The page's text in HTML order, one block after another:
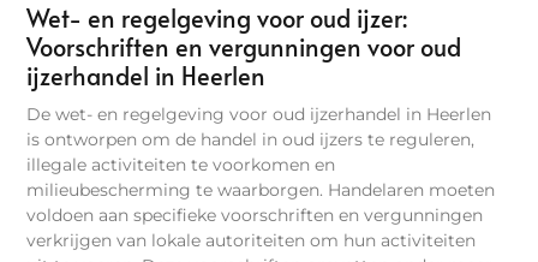
Wet- en regelgeving voor oud ijzer:
Voorschriften en vergunningen voor oud
ijzerhandel in Heerlen
De wet- en regelgeving voor oud ijzerhandel in Heerlen
is ontworpen om de handel in oud ijzers te reguleren,
illegale activiteiten te voorkomen en
milieubescherming te waarborgen. Handelaren moeten
voldoen aan specifieke voorschriften en vergunningen
verkrijgen van lokale autoriteiten om hun activiteiten